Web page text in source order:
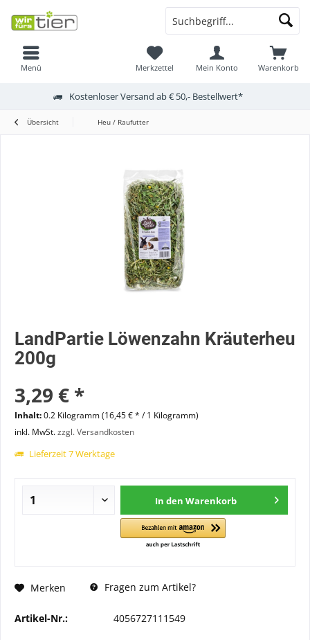
Menü Warenkorb
Merkzettel Mein Konto
Kostenloser Versand ab € 50,- Bestellwert*
Übersicht Heu / Raufutter
LandPartie Löwenzahn Kräuterheu
200g
3,29 € *
Inhalt:0.2 Kilogramm (16,45 € * / 1 Kilogramm)
inkl. MwSt.zzgl. Versandkosten
Lieferzeit 7 Werktage
In den Warenkorb
Merken Fragen zum Artikel?
Artikel-Nr.: 4056727111549